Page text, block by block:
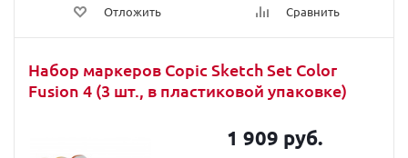
Отложить Сравнить
Набор маркеров Copic Sketch Set Color
Fusion 4 (3 шт., в пластиковой упаковке)
1 909 руб.